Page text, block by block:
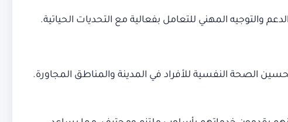
المهني للتعامل بفعالية مع التحديات الحياتية.
الصحة النفسية للأفراد في المدينة والمناطق المجاورة.